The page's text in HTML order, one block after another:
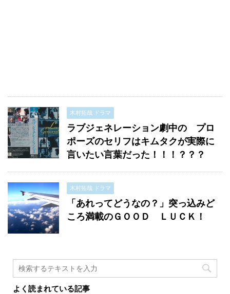
木村拓哉 ドラマ
ラブジェネレーション劇中の プロ
ポーズのセリフはキムタクが実際に
言いたい言葉だった！！！？？？
木村拓哉 ドラマ
「あれってどうなの？」突っ込みど
ころ満載のＧＯＯＤ ＬＵＣＫ！
よく読まれている記事